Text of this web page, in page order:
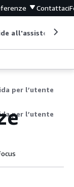
Contattaci
all'assistenza
per l’utente
per l’utente